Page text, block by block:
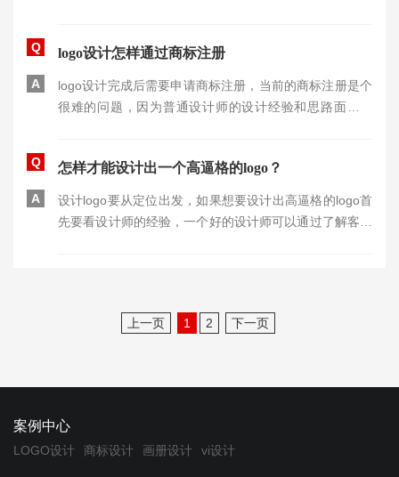
Q logo设计怎样通过商标注册
A
logo设计完成后需要申请商标注册，当前的商标注册是个
很难的问题，因为普通设计师的设计经验和思路面比较
的logo有风格且有专属度。
Q 怎样才能设计出一个高逼格的logo？
A
设计logo要从定位出发，如果想要设计出高逼格的logo首
先要看设计师的经验，一个好的设计师可以通过了解客户
上一页 1 2 下一页
案例中心
LOGO设计 商标设计 画册设计 vi设计